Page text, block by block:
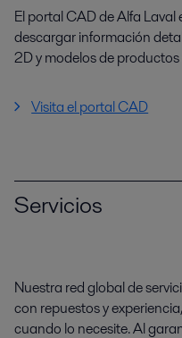
El portal CAD de Alfa
descargar información
2D y modelos de
Visita el portal CAD
Servicios
Nuestra red global de
con repuestos y
cuando lo necesite. Al